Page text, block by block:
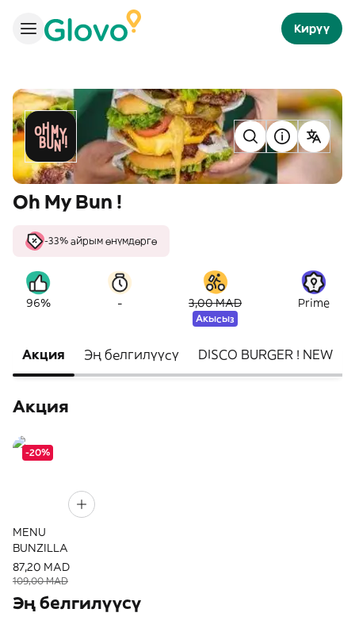
Кирүү
Oh My Bun !
-33% айрым өнүмдөргө
96% - 3,00 MAD
Акысыз
Prime
Акция Эң белгилүүсү DISCO BURGER ! NEW
Акция
-20%
MENU
BUNZILLA
87,20 MAD
109,00 MAD
Эң белгилүүсү